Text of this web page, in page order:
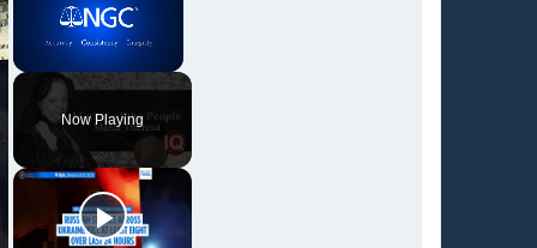
Unmute
Now Playing